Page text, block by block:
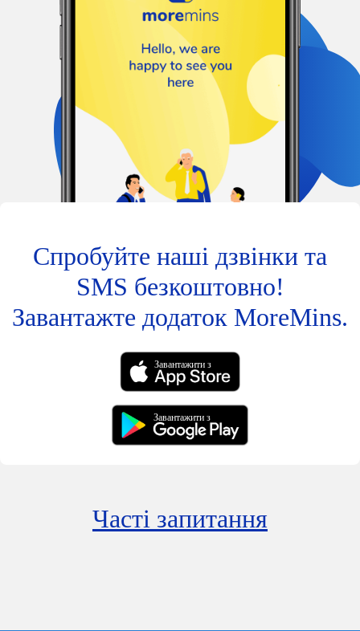
Спробуйте наші дзвінки та
SMS безкоштовно!
Завантажте додаток MoreMins.
Завантажити з
Завантажити з
Часті запитання